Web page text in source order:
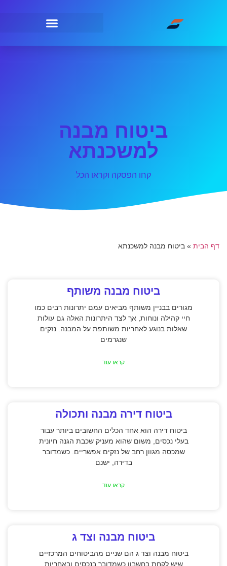
ביטוח מבנה
למשכנתא
קחו הפסקה וקראו הכל
דף הבית » ביטוח מבנה למשכנתא
ביטוח מבנה משותף
מגורים בבניין משותף מביאים עמם יתרונות רבים כמו
חיי קהילה ונוחות, אך לצד היתרונות האלה גם עולות
שאלות בנוגע לאחריות משותפת על המבנה. נזקים
שנגרמים
קראו עוד
ביטוח דירה מבנה ותכולה
ביטוח דירה הוא אחד הכלים החשובים ביותר עבור
בעלי נכסים, משום שהוא מעניק שכבת הגנה חיונית
שמכסה מגוון רחב של נזקים אפשריים. כשמדובר
בדירה, ישנם
קראו עוד
ביטוח מבנה וצד ג
ביטוח מבנה וצד ג הם שניים מהביטוחים המרכזיים
שיש לקחת בחשבון כשמדובר בנכסים ובאחריות